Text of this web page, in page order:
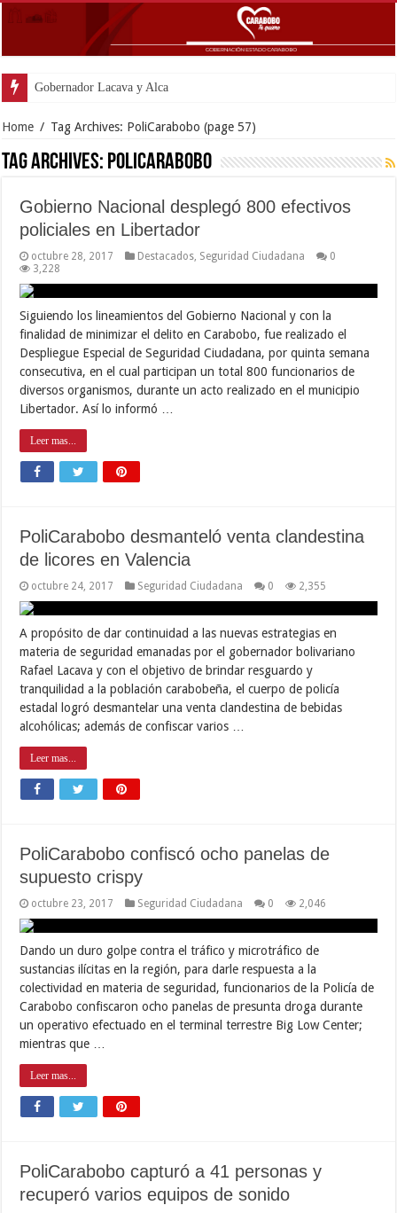
Gobernador Lacava y Alcaldesa Castillo
Home / Tag Archives: PoliCarabobo (page 57)
Tag Archives: PoliCarabobo
Gobierno Nacional desplegó 800 efectivos
policiales en Libertador
octubre 28, 2017 Destacados Seguridad Ciudadana
0
3,228
Siguiendo los lineamientos del Gobierno Nacional y con la
finalidad de minimizar el delito en Carabobo, fue realizado el
Despliegue Especial de Seguridad Ciudadana, por quinta semana
consecutiva, en el cual participan un total 800 funcionarios de
diversos organismos, durante un acto realizado en el municipio
Libertador. Así lo informó …
Leer mas...
PoliCarabobo desmanteló venta clandestina
de licores en Valencia
octubre 24, 2017 Seguridad Ciudadana 0 2,355
A propósito de dar continuidad a las nuevas estrategias en
materia de seguridad emanadas por el gobernador bolivariano
Rafael Lacava y con el objetivo de brindar resguardo y
tranquilidad a la población carabobeña, el cuerpo de policía
estadal logró desmantelar una venta clandestina de bebidas
alcohólicas; además de confiscar varios …
Leer mas...
PoliCarabobo confiscó ocho panelas de
supuesto crispy
octubre 23, 2017 Seguridad Ciudadana 0 2,046
Dando un duro golpe contra el tráfico y microtráfico de
sustancias ilícitas en la región, para darle respuesta a la
colectividad en materia de seguridad, funcionarios de la Policía de
Carabobo confiscaron ocho panelas de presunta droga durante
un operativo efectuado en el terminal terrestre Big Low Center;
mientras que …
Leer mas...
PoliCarabobo capturó a 41 personas y
recuperó varios equipos de sonido